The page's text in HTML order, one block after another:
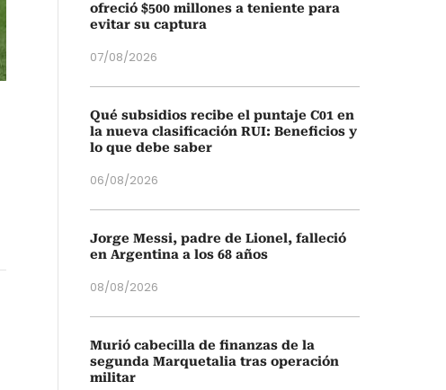
ofreció $500 millones a teniente para
evitar su captura
07/08/2026
Qué subsidios recibe el puntaje C01 en
la nueva clasificación RUI: Beneficios y
lo que debe saber
06/08/2026
Jorge Messi, padre de Lionel, falleció
en Argentina a los 68 años
08/08/2026
Murió cabecilla de finanzas de la
segunda Marquetalia tras operación
militar